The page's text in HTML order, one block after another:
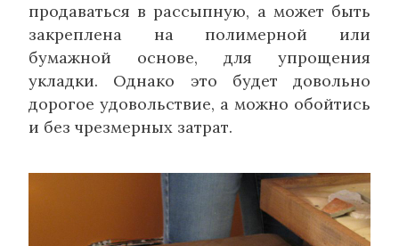
продаваться в рассыпную, а может быть
закреплена на полимерной или
бумажной основе, для упрощения
укладки. Однако это будет довольно
дорогое удовольствие, а можно обойтись
и без чрезмерных затрат.